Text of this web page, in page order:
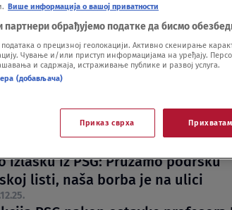
Jovović: U Kliničkom centru
plafon
Povređena medicinska sestra
u Kliničkom centru Vojvodine
DLZ i Radivoje Jovović: Naljutio se
sebi odsekao onu stvar
izlasku iz PSG: Pružamo podršku
listi, naša borba je na ulici
Више информација о вашој приватности
обрађујемо податке да бисмо
о прецизној геолокацији. Активно скенирање
Чување и/или приступ информацијама на уређају.
и садржаја, истраживање публике и развој услуга.
(добављача)
Приказ сврха Прихватам